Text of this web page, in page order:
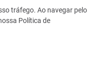
tráfego. Ao navegar pelo
Política de